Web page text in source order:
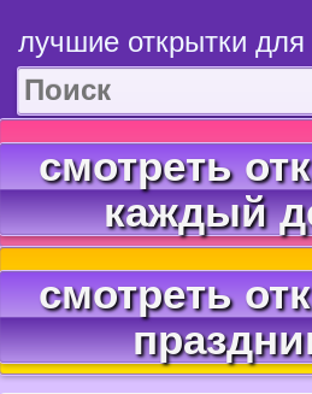
лучшие открытки
смотреть
каждый
смотреть